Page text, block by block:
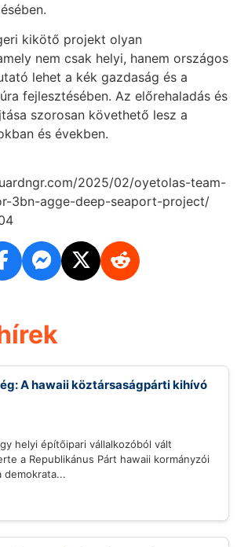
kikötő projekt olyan
nem csak helyi, hanem országos
lehet a kék gazdaság és a
fejlesztésében. Az előrehaladás és
szorosan követhető lesz a
és években.
2025/02/oyetolas-team-
3bn-agge-deep-seaport-project/
A hawaii köztársaságpárti kihívó
helyi építőipari vállalkozóból vált
a Republikánus Párt hawaii kormányzói
demokrata...